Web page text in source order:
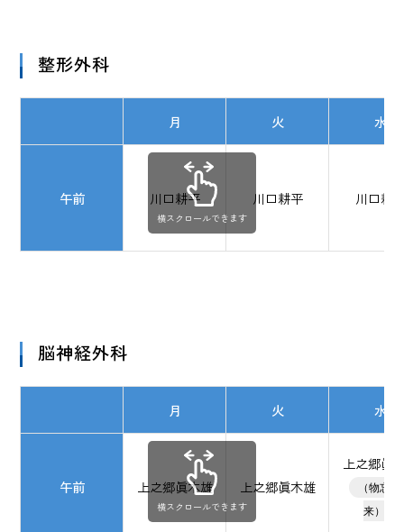
整形外科
月 火 水
午前 川口耕平 川口耕平 川口耕
横スクロールできます
脳神経外科
月 火 水
午前 上之郷眞木雄 上之郷眞木雄
上之郷眞
（物忘
来）
横スクロールできます